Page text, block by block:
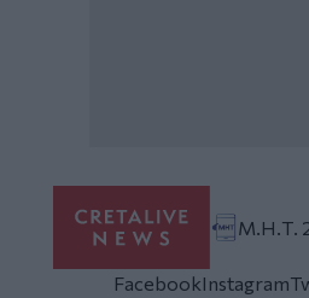
Μ.Η.Τ.
FacebookInstagram